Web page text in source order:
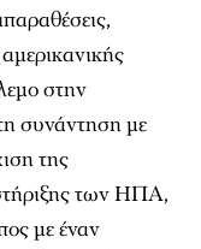
στην
συνάντηση με
της
των ΗΠΑ,
με έναν